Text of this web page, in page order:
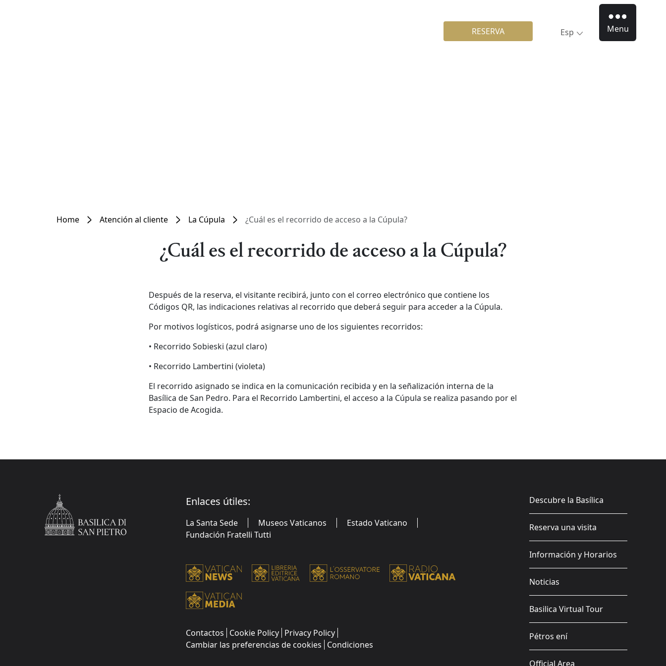
RESERVA Esp Menu
Home Atención al cliente La Cúpula ¿Cuál es el recorrido de acceso a la Cúpula?
¿Cuál es el recorrido de acceso a la Cúpula?
Después de la reserva, el visitante recibirá, junto con el correo electrónico que contiene los
Códigos QR, las indicaciones relativas al recorrido que deberá seguir para acceder a la Cúpula.
Por motivos logísticos, podrá asignarse uno de los siguientes recorridos:
• Recorrido Sobieski (azul claro)
• Recorrido Lambertini (violeta)
El recorrido asignado se indica en la comunicación recibida y en la señalización interna de la
Basílica de San Pedro. Para el Recorrido Lambertini, el acceso a la Cúpula se realiza pasando por el
Espacio de Acogida.
Enlaces útiles:
La Santa Sede Museos Vaticanos
Estado Vaticano
Fundación Fratelli Tutti
Contactos Cookie Policy Privacy Policy
Cambiar las preferencias de cookies Condiciones
Descubre la Basílica
Reserva una visita
Información y Horarios
Noticias
Basilica Virtual Tour
Pétros ení
Official Area